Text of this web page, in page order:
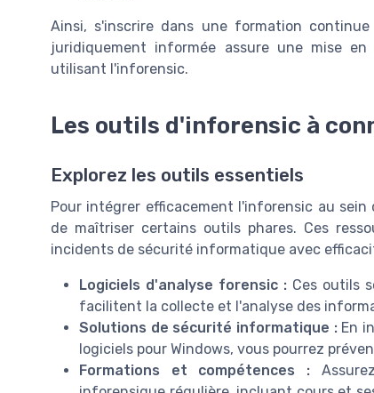
Ainsi, s'inscrire dans une formation
juridiquement informée assure une mise
utilisant l'inforensic.
Les outils d'inforensic à
Explorez les outils essentiels
Pour intégrer efficacement l'inforensic au
de maîtriser certains outils phares. Ces
incidents de sécurité informatique avec
Logiciels d'analyse forensic :Ces outils
facilitent la collecte et l'analyse des
Solutions de sécurité informatique :En
logiciels pour Windows, vous pourrez
Formations et compétences :